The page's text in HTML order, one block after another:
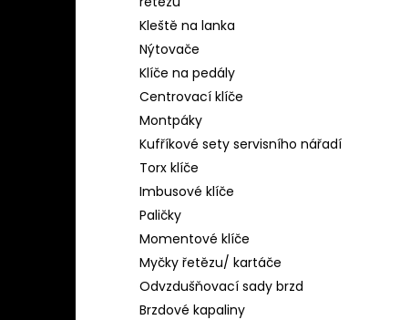
Kleště na lanka
Nýtovače
Klíče na pedály
Centrovací klíče
Montpáky
Kufříkové sety servisního nářadí
Torx klíče
Imbusové klíče
Paličky
Momentové klíče
Myčky řetězu/ kartáče
Odvzdušňovací sady brzd
Brzdové kapaliny